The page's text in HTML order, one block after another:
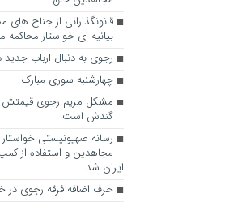
قانونگذارانی از جناح های
بیانیه ای خواستار
رجوی به دنبال ارباب
چهارشنبه سوری مبارک
مشکل مریم رجوی
گندش است
رسانه صهیونیستی
مجاهدین و استفاده از کمپ
ایران شد
حرف اضافه فرقه رجوی